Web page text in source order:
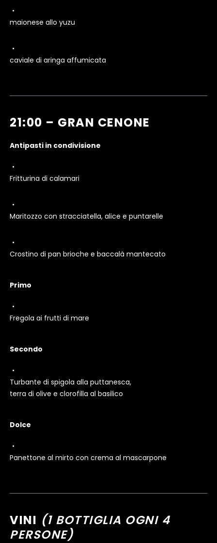
maionese allo yuzu
caviale di aringa affumicata
21:00 – GRAN CENONE
Antipasti in condivisione
Fritturina di calamari
Maritozzo con stracciatella, alice e puntarelle
Crostino di pan brioche e baccalà mantecato
Primo
Fregola ai frutti di mare
Secondo
Turbante di spigola alla puttanesca,
terra di olive e clorofilla al basilico
Dolce
Panettone al mirto con crema al mascarpone
VINI (1 BOTTIGLIA OGNI 4
PERSONE)